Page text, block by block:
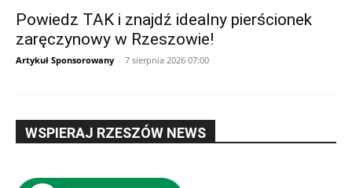
Powiedz TAK i znajdź idealny pierścionek
zaręczynowy w Rzeszowie!
Artykuł Sponsorowany - 7 sierpnia 2026 07:00
WSPIERAJ RZESZÓW NEWS